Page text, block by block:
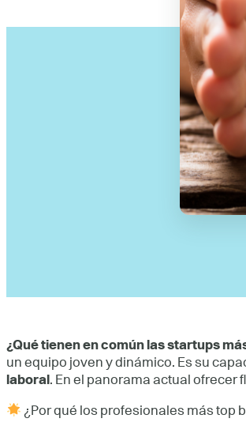
¿Qué tienen en común las startups
un equipo joven y dinámico. Es su
laboral . En el panorama actual ofrecer
¿Por qué los profesionales más top